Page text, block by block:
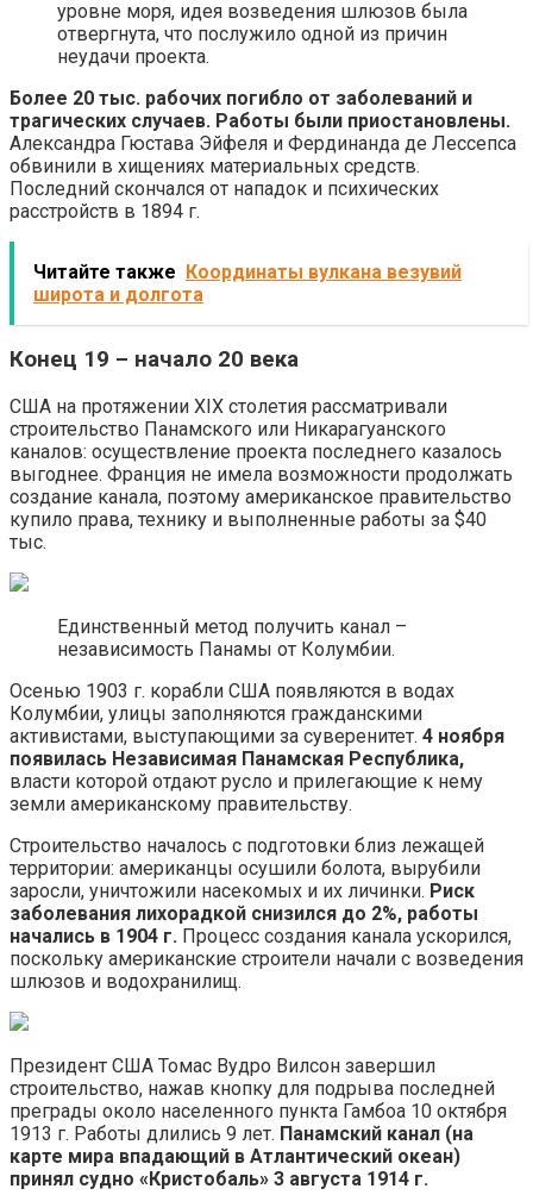
уровне моря, идея возведения шлюзов была
отвергнута, что послужило одной из причин
неудачи проекта.
Более 20 тыс. рабочих погибло от заболеваний и
трагических случаев. Работы были приостановлены.
Александра Гюстава Эйфеля и Фердинанда де Лессепса
обвинили в хищениях материальных средств.
Последний скончался от нападок и психических
расстройств в 1894 г.
Читайте также Координаты вулкана везувий
широта и долгота
Конец 19 – начало 20 века
США на протяжении XIX столетия рассматривали
строительство Панамского или Никарагуанского
каналов: осуществление проекта последнего казалось
выгоднее. Франция не имела возможности продолжать
создание канала, поэтому американское правительство
купило права, технику и выполненные работы за $40
тыс.
Единственный метод получить канал –
независимость Панамы от Колумбии.
Осенью 1903 г. корабли США появляются в водах
Колумбии, улицы заполняются гражданскими
активистами, выступающими за суверенитет. 4 ноября
появилась Независимая Панамская Республика,
власти которой отдают русло и прилегающие к нему
земли американскому правительству.
Строительство началось с подготовки близ лежащей
территории: американцы осушили болота, вырубили
заросли, уничтожили насекомых и их личинки. Риск
заболевания лихорадкой снизился до 2%, работы
начались в 1904 г. Процесс создания канала ускорился,
поскольку американские строители начали с возведения
шлюзов и водохранилищ.
Президент США Томас Вудро Вилсон завершил
строительство, нажав кнопку для подрыва последней
преграды около населенного пункта Гамбоа 10 октября
1913 г. Работы длились 9 лет. Панамский канал (на
карте мира впадающий в Атлантический океан)
принял судно «Кристобаль» 3 августа 1914 г.